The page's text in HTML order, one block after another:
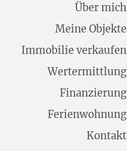
Über mich
Meine Objekte
Immobilie verkaufen
Wertermittlung
Finanzierung
Ferienwohnung
Kontakt